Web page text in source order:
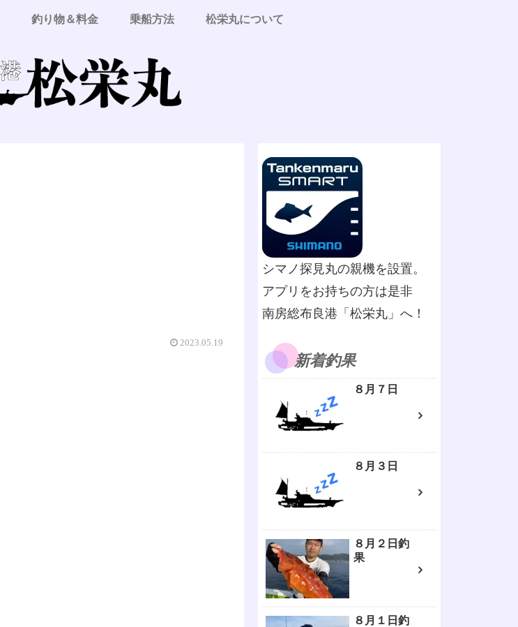
釣り物＆料金 乗船方法 松栄丸について
2023.05.19
シマノ探見丸の親機を設置。
アプリをお持ちの方は是非
南房総布良港「松栄丸」へ！
新着釣果
８月７日
８月３日
８月２日釣
果
８月１日釣